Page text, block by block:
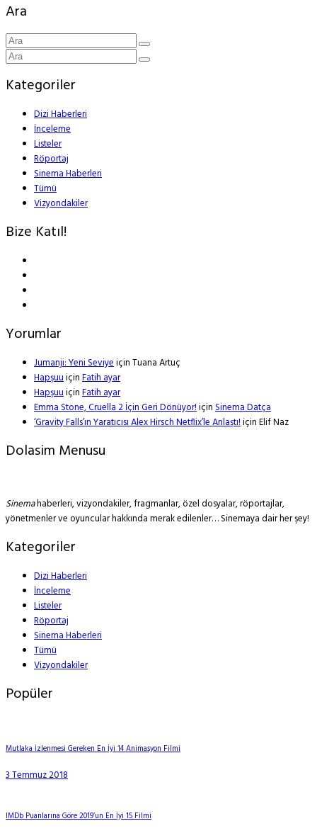
Ara
Kategoriler
Dizi Haberleri
İnceleme
Listeler
Röportaj
Sinema Haberleri
Tümü
Vizyondakiler
Bize Katıl!
Yorumlar
Jumanji: Yeni SeviyeiçinTuana Artuç
HapşuuiçinFatih ayar
HapşuuiçinFatih ayar
Emma Stone, Cruella 2 İçin Geri Dönüyor!içinSinema Datça
‘Gravity Falls’ın Yaratıcısı Alex Hirsch Netflix’le Anlaştı!içinElif Naz
Dolasim Menusu
Sinemahaberleri, vizyondakiler, fragmanlar, özel dosyalar, röportajlar,
yönetmenler ve oyuncular hakkında merak edilenler… Sinemaya dair her şey!
Kategoriler
Dizi Haberleri
İnceleme
Listeler
Röportaj
Sinema Haberleri
Tümü
Vizyondakiler
Popüler
Mutlaka İzlenmesi Gereken En İyi 14 Animasyon Filmi
3 Temmuz 2018
IMDb Puanlarına Göre 2019’un En İyi 15 Filmi